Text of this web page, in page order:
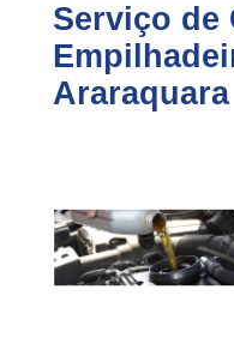
Serviço de
Araraquara